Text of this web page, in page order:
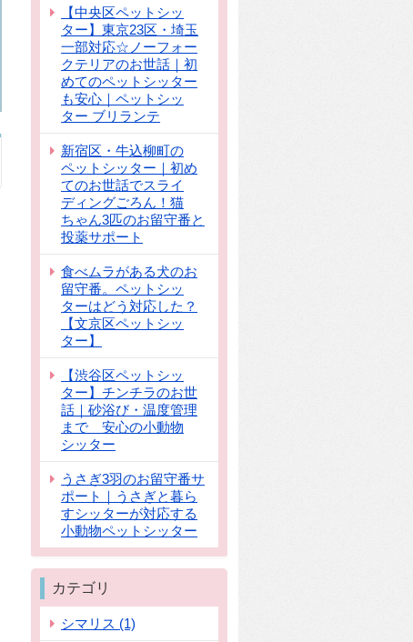
【中央区ペットシッ
ター】東京23区・埼玉
一部対応☆ノーフォー
クテリアのお世話｜初
めてのペットシッター
も安心｜ペットシッ
ター ブリランテ
新宿区・牛込柳町の
ペットシッター｜初め
てのお世話でスライ
ディングごろん！猫
ちゃん3匹のお留守番と
投薬サポート
食べムラがある犬のお
留守番。ペットシッ
ターはどう対応した？
【文京区ペットシッ
ター】
【渋谷区ペットシッ
ター】チンチラのお世
話｜砂浴び・温度管理
まで 安心の小動物
シッター
うさぎ3羽のお留守番サ
ポート｜うさぎと暮ら
すシッターが対応する
小動物ペットシッター
カテゴリ
シマリス (1)